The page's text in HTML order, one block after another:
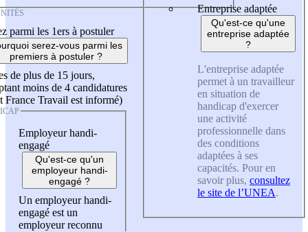
parmi les 1ers à postuler
serez-vous parmi les
premiers à postuler ?
de plus de 15 jours,
moins de 4 candidatures
France Travail est informé)
Employeur handi-
engagé
Qu'est-ce qu'un
employeur handi-
engagé ?
Un employeur handi-
engagé est un
employeur reconnu
Entreprise adaptée
Qu'est-ce qu'une
entreprise adaptée
?
L'entreprise adaptée
permet à un travailleur
en situation de
handicap d'exercer
une activité
professionnelle dans
des conditions
adaptées à ses
capacités. Pour en
savoir plus, consultez
le site de l’UNEA.